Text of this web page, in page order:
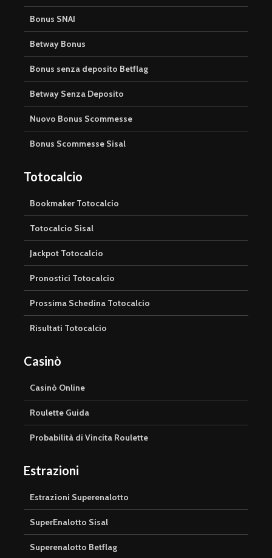
Bonus SNAI
Betway Bonus
Bonus senza deposito Betflag
Betway Senza Deposito
Nuovo Bonus Scommesse
Bonus Scommesse Sisal
Totocalcio
Bookmaker Totocalcio
Totocalcio Sisal
Jackpot Totocalcio
Pronostici Totocalcio
Prossima Schedina Totocalcio
Risultati Totocalcio
Casinò
Casinò Online
Roulette Guida
Probabilità di Vincita Roulette
Estrazioni
Estrazioni Superenalotto
SuperEnalotto Sisal
Superenalotto Betflag